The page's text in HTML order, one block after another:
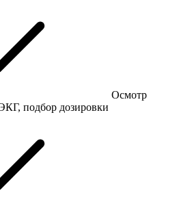
Осмотр
подбор дозировки